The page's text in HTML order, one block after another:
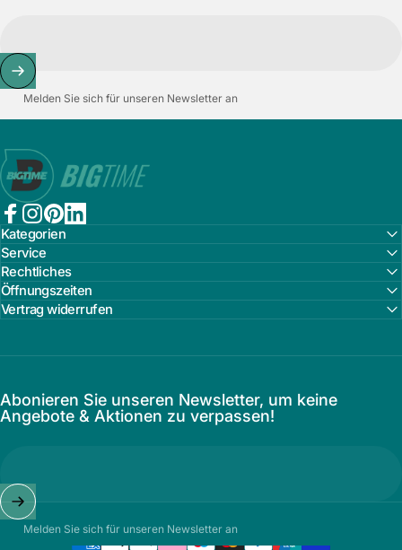
Melden Sie sich für unseren Newsletter an
Bigtime.de
Facebook
Instagram
PinterestLinkedIn
Kategorien
Service
Rechtliches
Öffnungszeiten
Vertrag widerrufen
Abonieren Sie unseren Newsletter, um keine
Angebote & Aktionen zu verpassen!
Melden Sie sich für unseren Newsletter an